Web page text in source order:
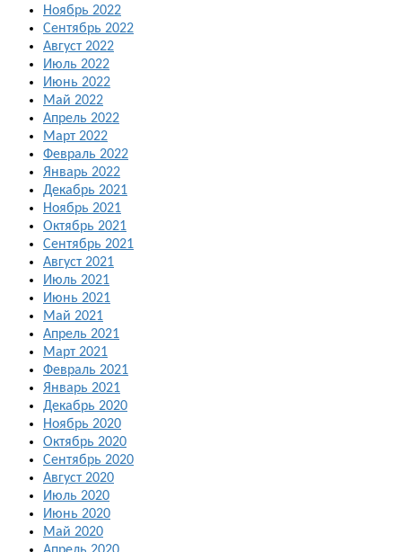
Ноябрь 2022
Сентябрь 2022
Август 2022
Июль 2022
Июнь 2022
Май 2022
Апрель 2022
Март 2022
Февраль 2022
Январь 2022
Декабрь 2021
Ноябрь 2021
Октябрь 2021
Сентябрь 2021
Август 2021
Июль 2021
Июнь 2021
Май 2021
Апрель 2021
Март 2021
Февраль 2021
Январь 2021
Декабрь 2020
Ноябрь 2020
Октябрь 2020
Сентябрь 2020
Август 2020
Июль 2020
Июнь 2020
Май 2020